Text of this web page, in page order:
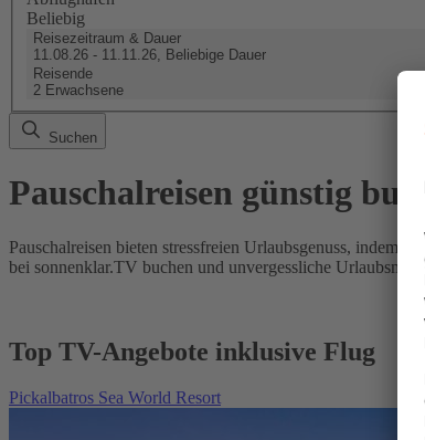
Beliebig
Reisezeitraum & Dauer
11.08.26 - 11.11.26, Beliebige Dauer
Reisende
2 Erwachsene
Suchen
Pauschalreisen günstig
Pauschalreisen bieten stressfreien Urlaubsgenuss, indem
bei sonnenklar.TV buchen und unvergessliche
Top TV-Angebote inklusive Flug
Pickalbatros Sea World Resort